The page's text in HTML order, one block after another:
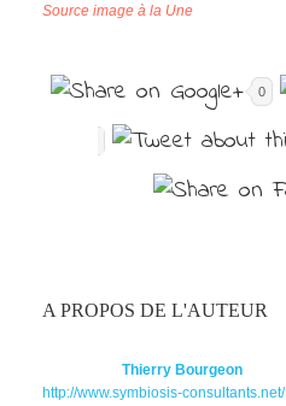
Source image à la Une
0
A PROPOS DE L'AUTEUR
Thierry Bourgeon
http://www.symbiosis-consultants.net/